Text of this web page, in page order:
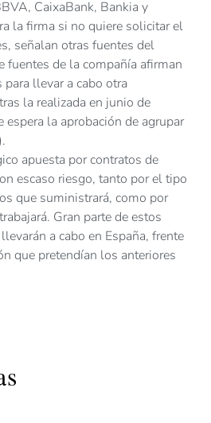
CaixaBank, Bankia y
la firma si no quiere solicitar el
señalan otras fuentes del
fuentes de la compañía afirman
llevar a cabo otra
la realizada en junio de
la aprobación de agrupar
apuesta por contratos de
escaso riesgo, tanto por el tipo
que suministrará, como por
Gran parte de estos
a cabo en España, frente
que pretendían los anteriores